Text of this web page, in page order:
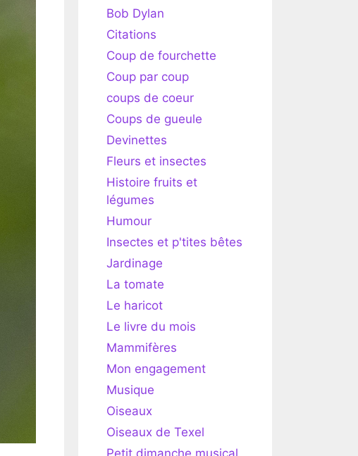
Bob Dylan
Citations
Coup de fourchette
Coup par coup
coups de coeur
Coups de gueule
Devinettes
Fleurs et insectes
Histoire fruits et
légumes
Humour
Insectes et p'tites bêtes
Jardinage
La tomate
Le haricot
Le livre du mois
Mammifères
Mon engagement
Musique
Oiseaux
Oiseaux de Texel
Petit dimanche musical